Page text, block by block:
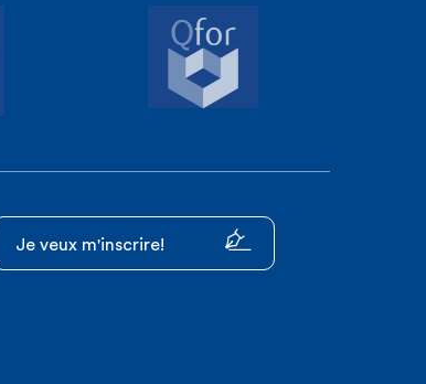
Je veux m'inscrire!